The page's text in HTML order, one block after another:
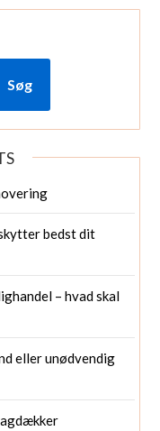
Søg
bedst dit
– hvad skal
eller unødvendig